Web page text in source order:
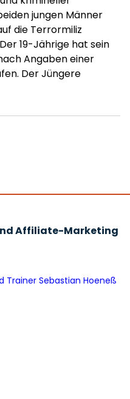
jungen Männer
die Terrormiliz
19-Jährige hat sein
Angaben einer
Der Jüngere
Affiliate-Marketing